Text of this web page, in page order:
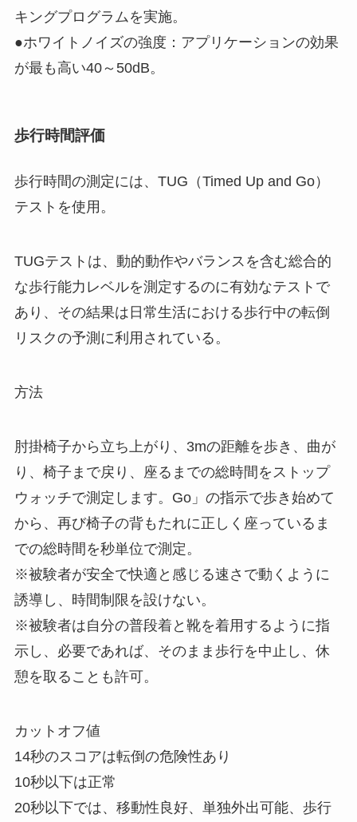
キングプログラムを実施。
●ホワイトノイズの強度：アプリケーションの効果
が最も高い40～50dB。
歩行時間評価
歩行時間の測定には、TUG（Timed Up and Go）
テストを使用。
TUGテストは、動的動作やバランスを含む総合的
な歩行能力レベルを測定するのに有効なテストで
あり、その結果は日常生活における歩行中の転倒
リスクの予測に利用されている。
方法
肘掛椅子から立ち上がり、3mの距離を歩き、曲が
り、椅子まで戻り、座るまでの総時間をストップ
ウォッチで測定します。Go」の指示で歩き始めて
から、再び椅子の背もたれに正しく座っているま
での総時間を秒単位で測定。
※被験者が安全で快適と感じる速さで動くように
誘導し、時間制限を設けない。
※被験者は自分の普段着と靴を着用するように指
示し、必要であれば、そのまま歩行を中止し、休
憩を取ることも許可。
カットオフ値
14秒のスコアは転倒の危険性あり
10秒以下は正常
20秒以下では、移動性良好、単独外出可能、歩行